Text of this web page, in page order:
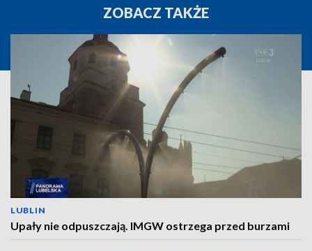
ZOBACZ TAKŻE
LUBLIN
Upały nie odpuszczają. IMGW ostrzega przed burzami